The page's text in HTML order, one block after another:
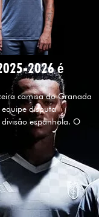
2026 é
camisa do Granada
disputa
espanhola. O